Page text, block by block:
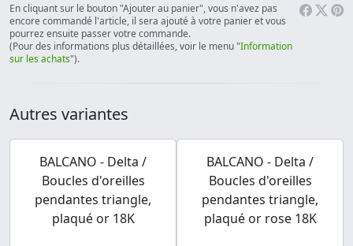
En cliquant sur le bouton "Ajouter au panier", vous n'avez pas
encore commandé l'article, il sera ajouté à votre panier et vous
pourrez ensuite passer votre commande.
(Pour des informations plus détaillées, voir le menu "Information
sur les achats").
Autres variantes
BALCANO - Delta /
Boucles d'oreilles
pendantes triangle,
plaqué or 18K
BALCANO - Delta /
Boucles d'oreilles
pendantes triangle,
plaqué or rose 18K